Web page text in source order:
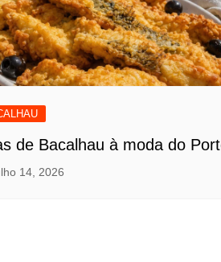
de Bacalhau à moda do
14, 2026